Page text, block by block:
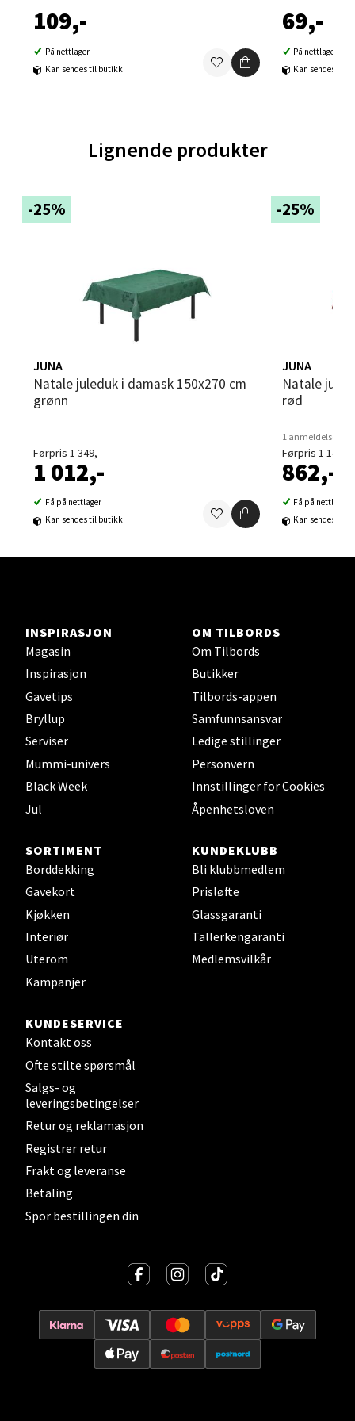
109,-
På nettlager
Kan sendes til butikk
69,-
På nettlager
Kan sendes til
Lignende produkter
-25%
JUNA
Natale juleduk i damask 150x270 cm
grønn
Førpris 1 349,-
1 012,-
Få på nettlager
Kan sendes til butikk
-25%
JUNA
Natale juleduk i damask 150x220 cm
rød
1 anmeldelse
Førpris 1 149,-
862,-
Få på nettlager
Kan sendes til
INSPIRASJON
Magasin
Inspirasjon
Gavetips
Bryllup
Serviser
Mummi-univers
Black Week
Jul
OM TILBORDS
Om Tilbords
Butikker
Tilbords-appen
Samfunnsansvar
Ledige stillinger
Personvern
Innstillinger for Cookies
Åpenhetsloven
SORTIMENT
Borddekking
Gavekort
Kjøkken
Interiør
Uterom
Kampanjer
KUNDEKLUBB
Bli klubbmedlem
Prisløfte
Glassgaranti
Tallerkengaranti
Medlemsvilkår
KUNDESERVICE
Kontakt oss
Ofte stilte spørsmål
Salgs- og
leveringsbetingelser
Retur og reklamasjon
Registrer retur
Frakt og leveranse
Betaling
Spor bestillingen din
Åpent i dag 09-21
0 i butikk
Ski - Thon Senter Ski
Ski Storsenter, Jernbanesvingen 6, 1400 Ski
Åpent i dag 10-21
Sortland - Sortland Storsenter
Strangata 26, 8400 Sortland
Steinkjer - Thon Senter Steinkjer
0 i butikk
Leirvik - Stord
0 i butikk
Oslo - Thon Senter Storo
Åpent i dag 10-21
0 i butikk
Lillehammer - Strandtorget
Åpent i dag 09-20
Strømmen - Thon Senter Strømmen